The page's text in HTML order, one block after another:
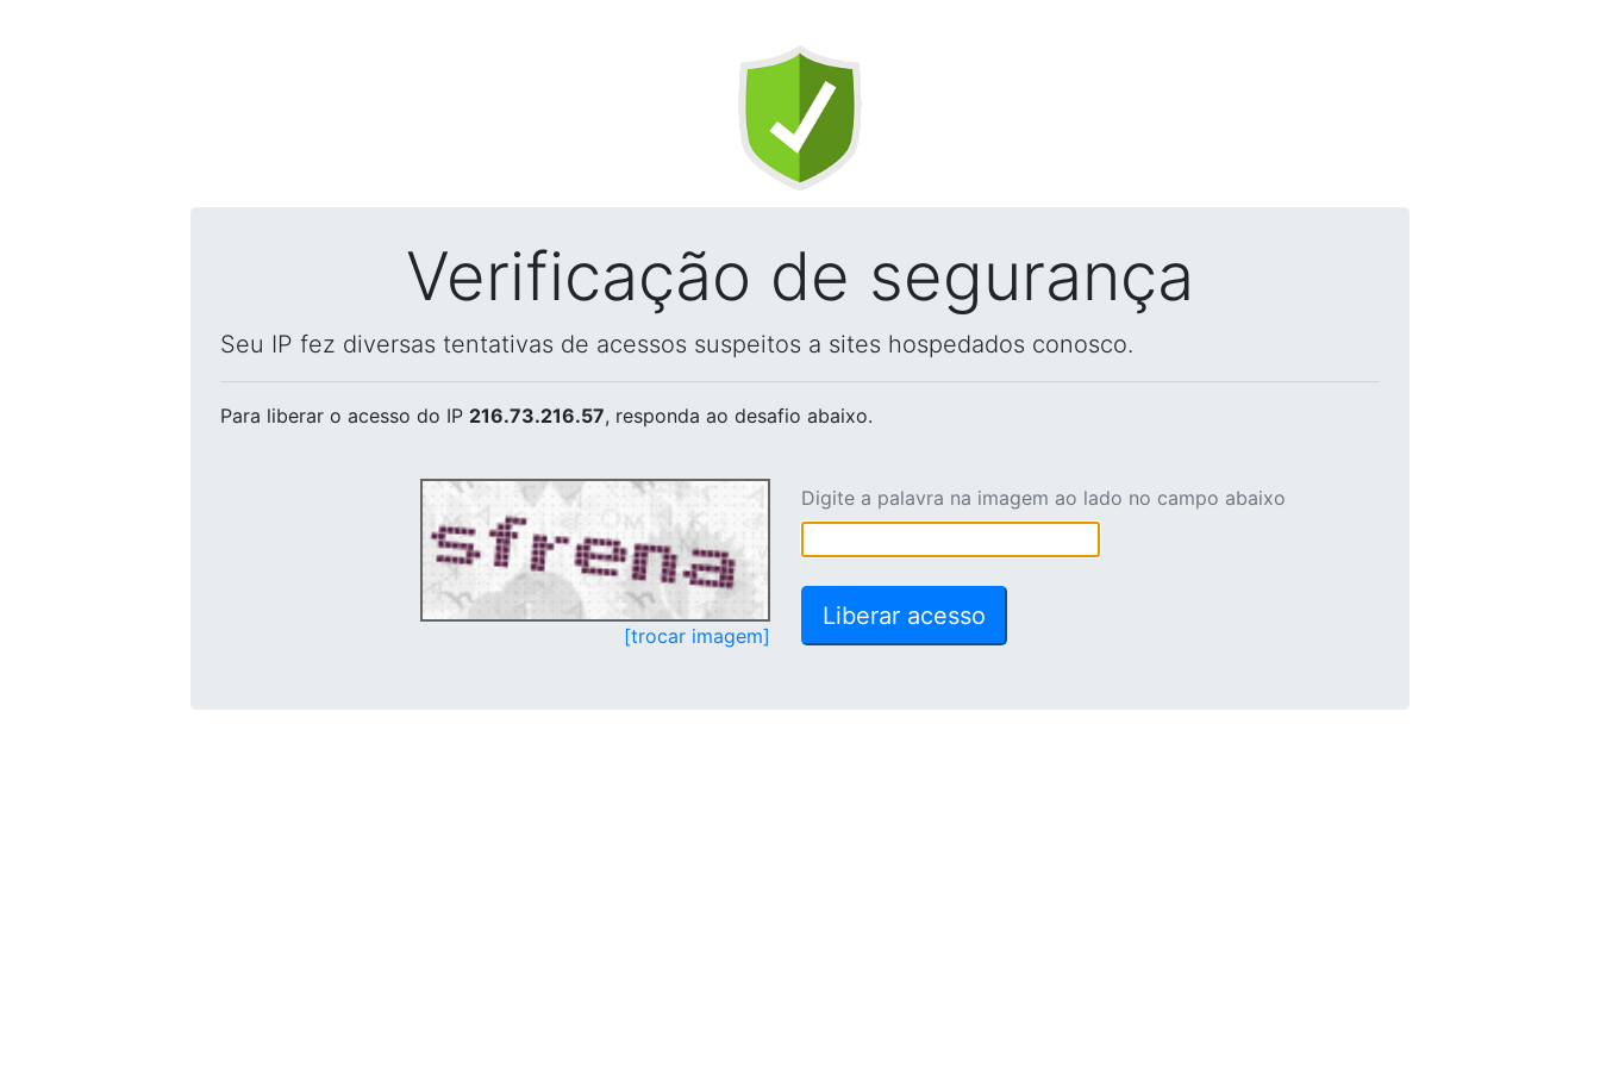
Verificação de segurança
Seu IP fez diversas tentativas de acessos suspeitos a sites hospedados conosco.
Para liberar o acesso do IP 216.73.216.57, responda ao desafio abaixo.
[trocar imagem]
Digite a palavra na imagem ao lado no campo abaixo